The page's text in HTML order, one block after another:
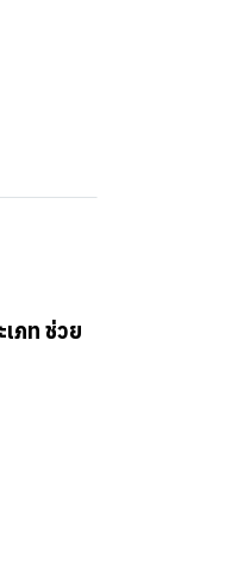
ภท ช่วย